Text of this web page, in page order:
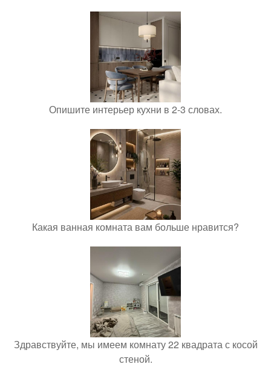
Опишите интерьер кухни в 2-3 словах.
Какая ванная комната вам больше нравится?
Здравствуйте, мы имеем комнату 22 квадрата с косой
стеной.